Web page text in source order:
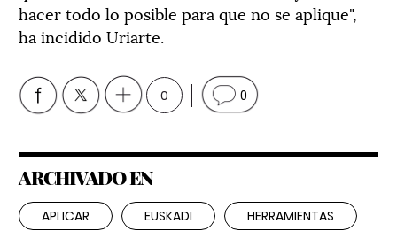
hacer todo lo posible para que no se aplique",
ha incidido Uriarte.
0 0
ARCHIVADO EN
APLICAR EUSKADI HERRAMIENTAS